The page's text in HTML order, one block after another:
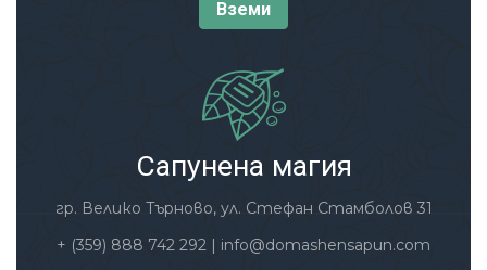
Сапунена магия
гр. Велико Търново, ул. Стефан Стамболов 31
+ (359) 888 742 292 | info@domashensapun.com